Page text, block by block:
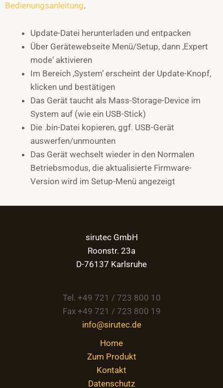
Bedienungsanleitung.
Update-Datei herunterladen und entpacken
Über Gerätewebseite Menü/Setup, dann ‚Expert
mode‘ aktivieren
Im Bereich ‚System‘ erscheint der Update-Knopf,
klicken und bestätigen
Das Gerät taucht als Mass-Storage-Device im
System auf (wie ein USB-Stick)
Die .bin-Datei kopieren, ggf. USB-Gerät
auswerfen/unmounten
Das Gerät wechselt wieder in den Normalen
Betriebsmodus, die aktualisierte Firmware-
Version wird im Setup-Menü angezeigt
sirutec GmbH
Roonstr. 23a
D-76137 Karlsruhe
Tel. +49 721 / 723 800 10
Fax +49 721 / 723 800 19
info@sirutec.de
Home
Zum Produkt
Kontakt
Datenschutz